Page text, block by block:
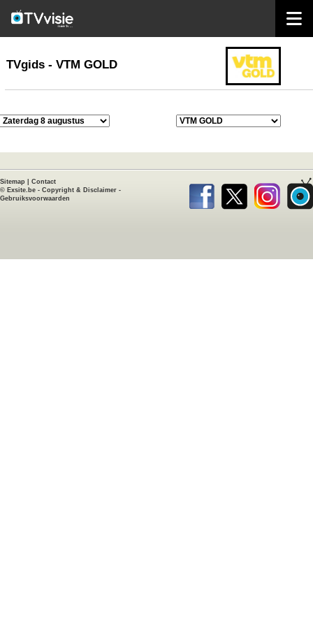
TVgids
TVgids - VTM GOLD
Sitemap
Contact
© Exsite.be - Copyright & Disclaimer -
Gebruiksvoorwaarden